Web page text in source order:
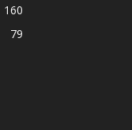
160
79